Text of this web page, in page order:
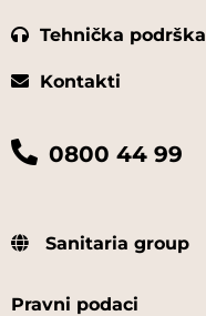
Tehnička podrška
Kontakti
0800 44 99
Sanitaria group
Pravni podaci